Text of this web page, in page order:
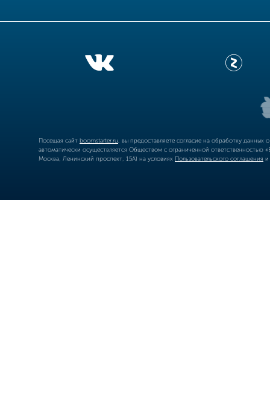
Посещая сайт boomstarter.ru , вы предоставляете согласие на обработку
автоматически осуществляется Обществом с ограниченной
Москва, Ленинский проспект, 15А) на условиях Пользовательского соглашения и